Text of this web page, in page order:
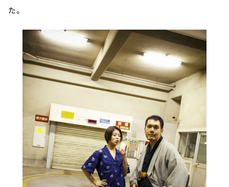
た。